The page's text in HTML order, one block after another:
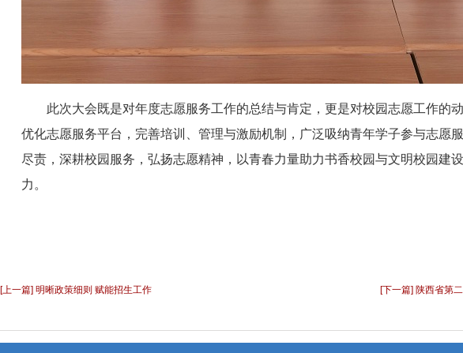
此次大会既是对年度志愿服务工作的总结与肯定，更是对校园志愿工作的
优化志愿服务平台，完善培训、管理与激励机制，广泛吸纳青年学子参与志愿
尽责，深耕校园服务，弘扬志愿精神，以青春力量助力书香校园与文明校园建
力。
[上一篇] 明晰政策细则 赋能招生工作
[下一篇] 陕西省第